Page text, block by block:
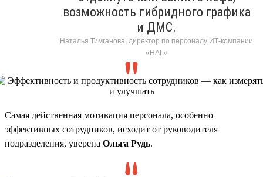
возможность гибридного графика
и ДМС.
Наталья Тимганова, директор по персоналу ИТ-компании
«НАГ»
Самая действенная мотивация персонала, особенно
эффективных сотрудников, исходит от руководителя
подразделения, уверена Ольга Рудь.